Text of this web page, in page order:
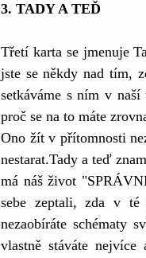
3. TADY A TEĎ
Třetí karta se jmenuje
jste se někdy nad tím,
setkáváme s ním v
proč se na to máte
Ono žít v přítomnosti
nestarat.Tady a teď
má náš život
sebe zeptali, zda v té
nezaobíráte schématy
vlastně stáváte